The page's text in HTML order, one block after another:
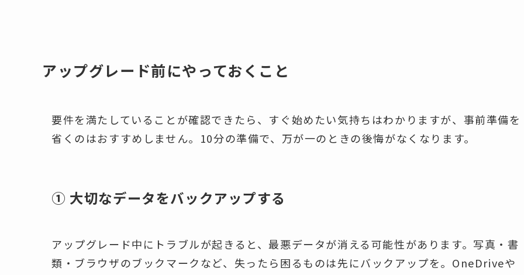
アップグレード前にやっておくこと
要件を満たしていることが確認できたら、すぐ始めたい気持ちはわかりますが、事前準備を
省くのはおすすめしません。10分の準備で、万が一のときの後悔がなくなります。
① 大切なデータをバックアップする
アップグレード中にトラブルが起きると、最悪データが消える可能性があります。写真・書
類・ブラウザのブックマークなど、失ったら困るものは先にバックアップを。OneDriveや